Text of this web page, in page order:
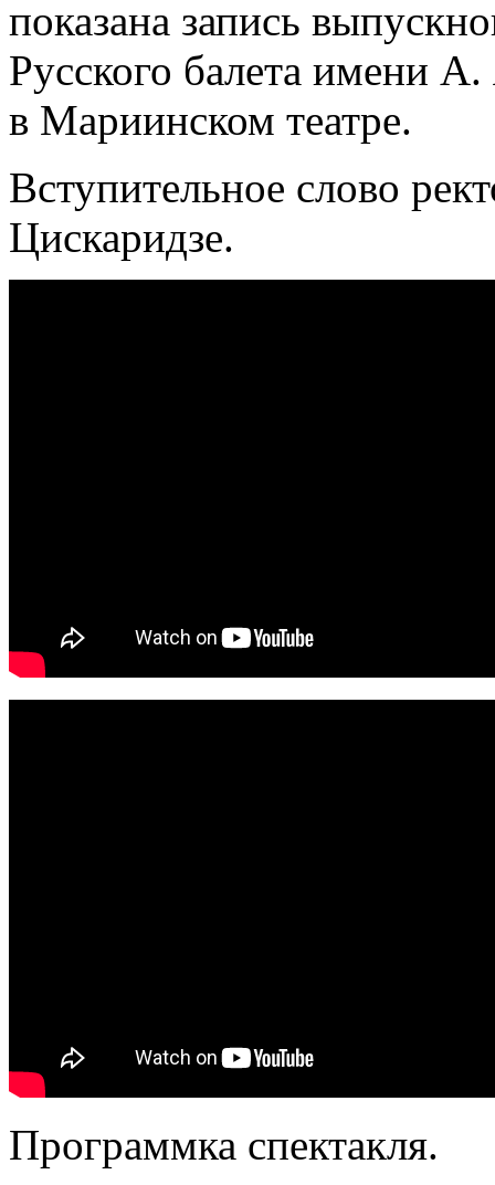
показана запись
Русского балета имени
в Мариинском театре.
Вступительное слово
Цискаридзе.
Программка спектакля.